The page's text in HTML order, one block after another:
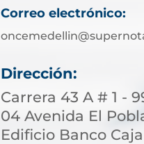
Correo electrónico:
Dirección:
Carrera 43 A # 1 -
04 Avenida El
Edificio Banco